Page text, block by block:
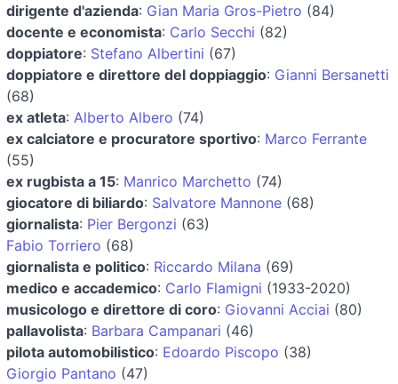
dirigente d'azienda: Gian Maria Gros-Pietro (84)
docente e economista: Carlo Secchi (82)
doppiatore: Stefano Albertini (67)
doppiatore e direttore del doppiaggio: Gianni Bersanetti
(68)
ex atleta: Alberto Albero (74)
ex calciatore e procuratore sportivo: Marco Ferrante
(55)
ex rugbista a 15: Manrico Marchetto (74)
giocatore di biliardo: Salvatore Mannone (68)
giornalista: Pier Bergonzi (63)
Fabio Torriero (68)
giornalista e politico: Riccardo Milana (69)
medico e accademico: Carlo Flamigni (1933-2020)
musicologo e direttore di coro: Giovanni Acciai (80)
pallavolista: Barbara Campanari (46)
pilota automobilistico: Edoardo Piscopo (38)
Giorgio Pantano (47)